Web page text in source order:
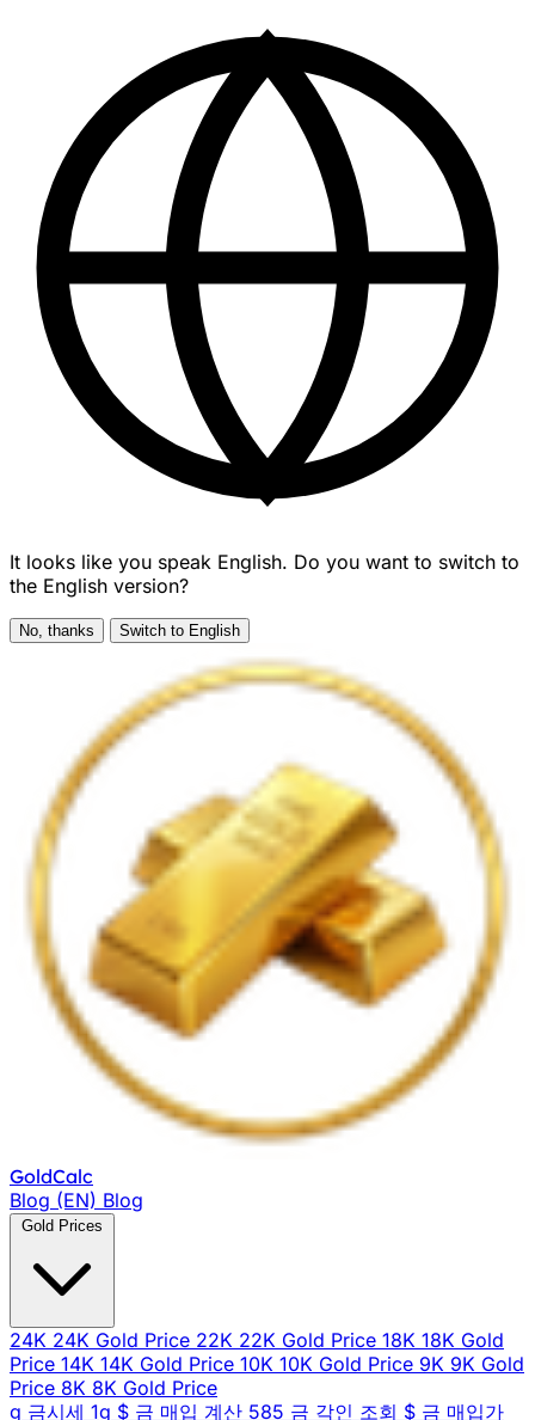
It looks like you speak English. Do you want to switch to
the English version?
No, thanks Switch to English
GoldCalc
Blog (EN) Blog
Gold Prices
24K 24K Gold Price 22K 22K Gold Price 18K 18K Gold
Price 14K 14K Gold Price 10K 10K Gold Price 9K 9K Gold
Price 8K 8K Gold Price
g 금시세 1g $ 금 매입 계산 585 금 각인 조회 $ 금 매입가